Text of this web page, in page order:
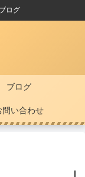
ログ
ブログ
問い合わせ